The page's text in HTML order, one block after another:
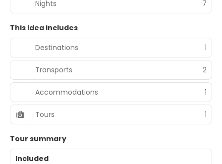
Nights 7
This idea includes
Destinations
1
Transports 2
Accommodations 1
Tours 1
Tour summary
Included